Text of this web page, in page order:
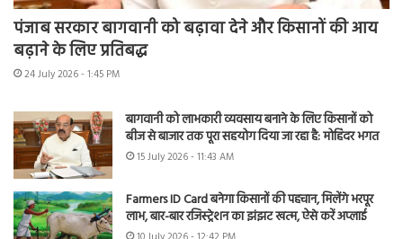
पंजाब सरकार बागवानी को बढ़ावा देने और किसानों की आय
बढ़ाने के लिए प्रतिबद्ध
24 July 2026 - 1:45 PM
बागवानी को लाभकारी व्यवसाय बनाने के लिए किसानों को
बीज से बाजार तक पूरा सहयोग दिया जा रहा है: मोहिंदर भगत
15 July 2026 - 11:43 AM
Farmers ID Card बनेगा किसानों की पहचान, मिलेंगे भरपूर
लाभ, बार-बार रजिस्ट्रेशन का झंझट खत्म, ऐसे करें अप्लाई